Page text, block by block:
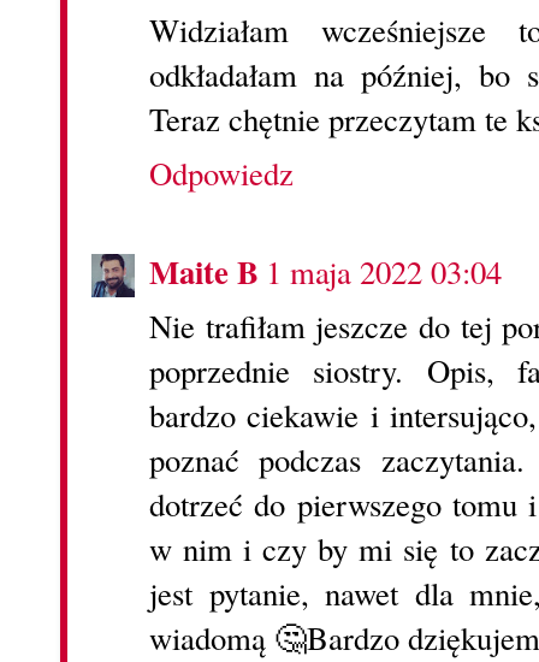
Widziałam
odkładałam na później,
Teraz chętnie przeczytam te
Odpowiedz
Maite B 1 maja 2022 03:04
Nie trafiłam jeszcze do tej
poprzednie siostry. Opis,
bardzo ciekawie i
poznać podczas
dotrzeć do pierwszego tomu
w nim i czy by mi się to
jest pytanie, nawet dla
wiadomą 🤔Bardzo